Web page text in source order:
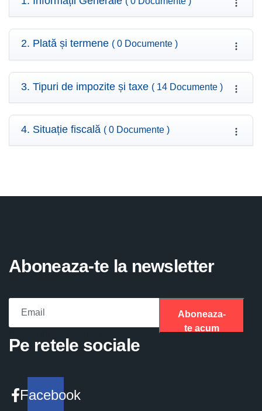
2. Plată și termene ( 0 Documente )
3. Tipuri de impozite și taxe ( 14 Documente )
4. Situație fiscală ( 0 Documente )
Aboneaza-te la newsletter
Aboneaza-
te acum
Pe retele sociale
Facebook